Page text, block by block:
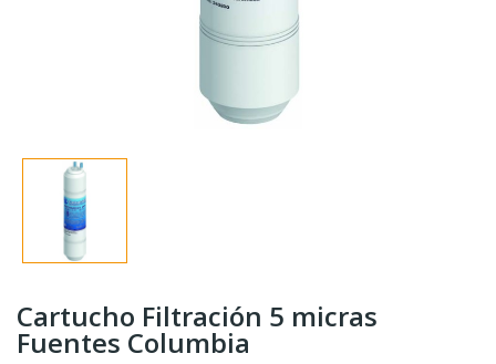
Cartucho Filtración 5 micras
Fuentes Columbia